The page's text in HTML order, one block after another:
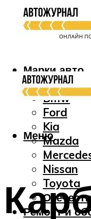
Марки авто
Audi
Bmw
Ford
Kia
Mazda
Nissan
Toyota
Ремонт и
Меню